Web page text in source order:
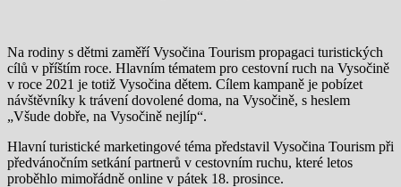
Na rodiny s dětmi zaměří Vysočina Tourism propagaci turistických
cílů v příštím roce. Hlavním tématem pro cestovní ruch na Vysočině
v roce 2021 je totiž Vysočina dětem. Cílem kampaně je pobízet
návštěvníky k trávení dovolené doma, na Vysočině, s heslem
„Všude dobře, na Vysočině nejlíp“.
Hlavní turistické marketingové téma představil Vysočina Tourism při
předvánočním setkání partnerů v cestovním ruchu, které letos
proběhlo mimořádně online v pátek 18. prosince.